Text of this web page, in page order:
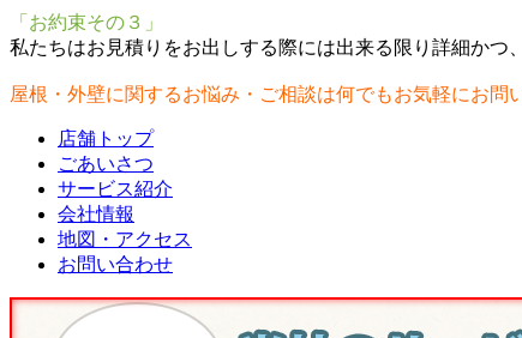
「お約束その３」
私たちはお見積りをお出しする際には出来る限り詳細かつ
屋根・外壁に関するお悩み・ご相談は何でもお気軽にお問
店舗トップ
ごあいさつ
サービス紹介
会社情報
地図・アクセス
お問い合わせ